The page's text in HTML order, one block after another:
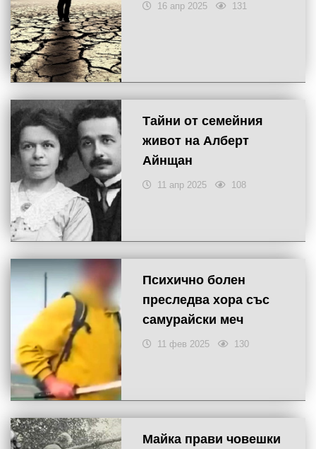
16 апр 2025 131
Тайни от семейния
живот на Алберт
Айнщан
11 апр 2025 108
Психично болен
преследва хора със
самурайски меч
11 фев 2025 130
Майка прави човешки